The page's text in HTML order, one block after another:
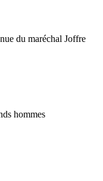
du maréchal Joffre
hommes